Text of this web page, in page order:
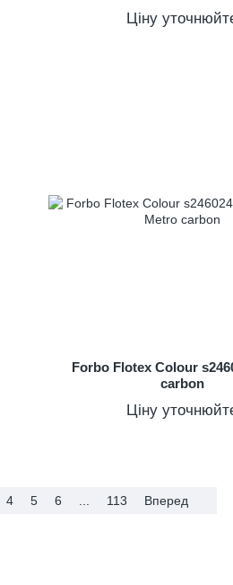
Ціну
Forbo Flotex Colour
carbon
Ціну
4 5 6 113 Вперед